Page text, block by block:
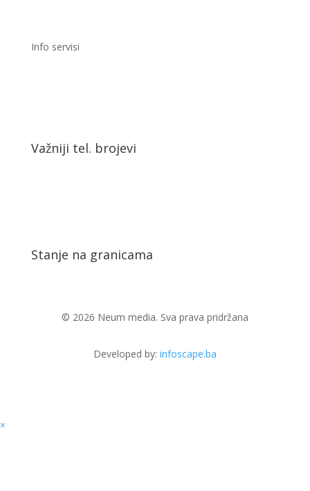
Info servisi
Važniji tel. brojevi
Stanje na granicama
© 2026 Neum media. Sva prava pridržana
Developed by: infoscape.ba
×